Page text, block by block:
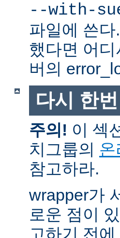
--with-
파일에 쓴
했다면 어
버의
다시 한
주의! 이 섹
치그룹의 온
참고하라.
wrapper가
로운 점이
고하기 전